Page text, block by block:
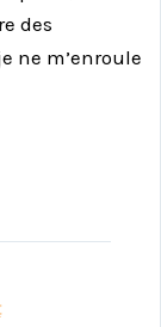
des
ne m’enroule